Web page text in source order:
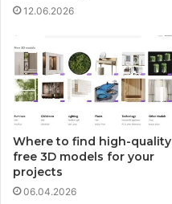
12.06.2026
Where to find high-quality
free 3D models for your
projects
06.04.2026